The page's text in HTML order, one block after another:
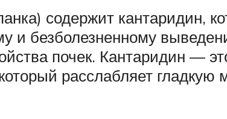
содержит кантаридин,
и безболезненному
почек. Кантаридин —
расслабляет гладкую